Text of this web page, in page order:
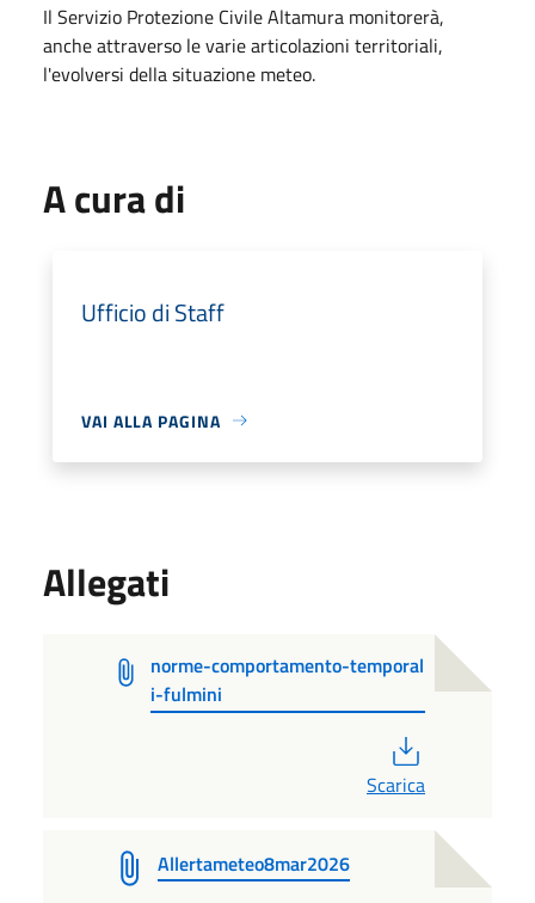
Il Servizio Protezione Civile Altamura monitorerà,
anche attraverso le varie articolazioni territoriali,
l'evolversi della situazione meteo.
A cura di
Ufficio di Staff
VAI ALLA PAGINA
Allegati
norme-comportamento-temporal
i-fulmini
Scarica
Allertameteo8mar2026